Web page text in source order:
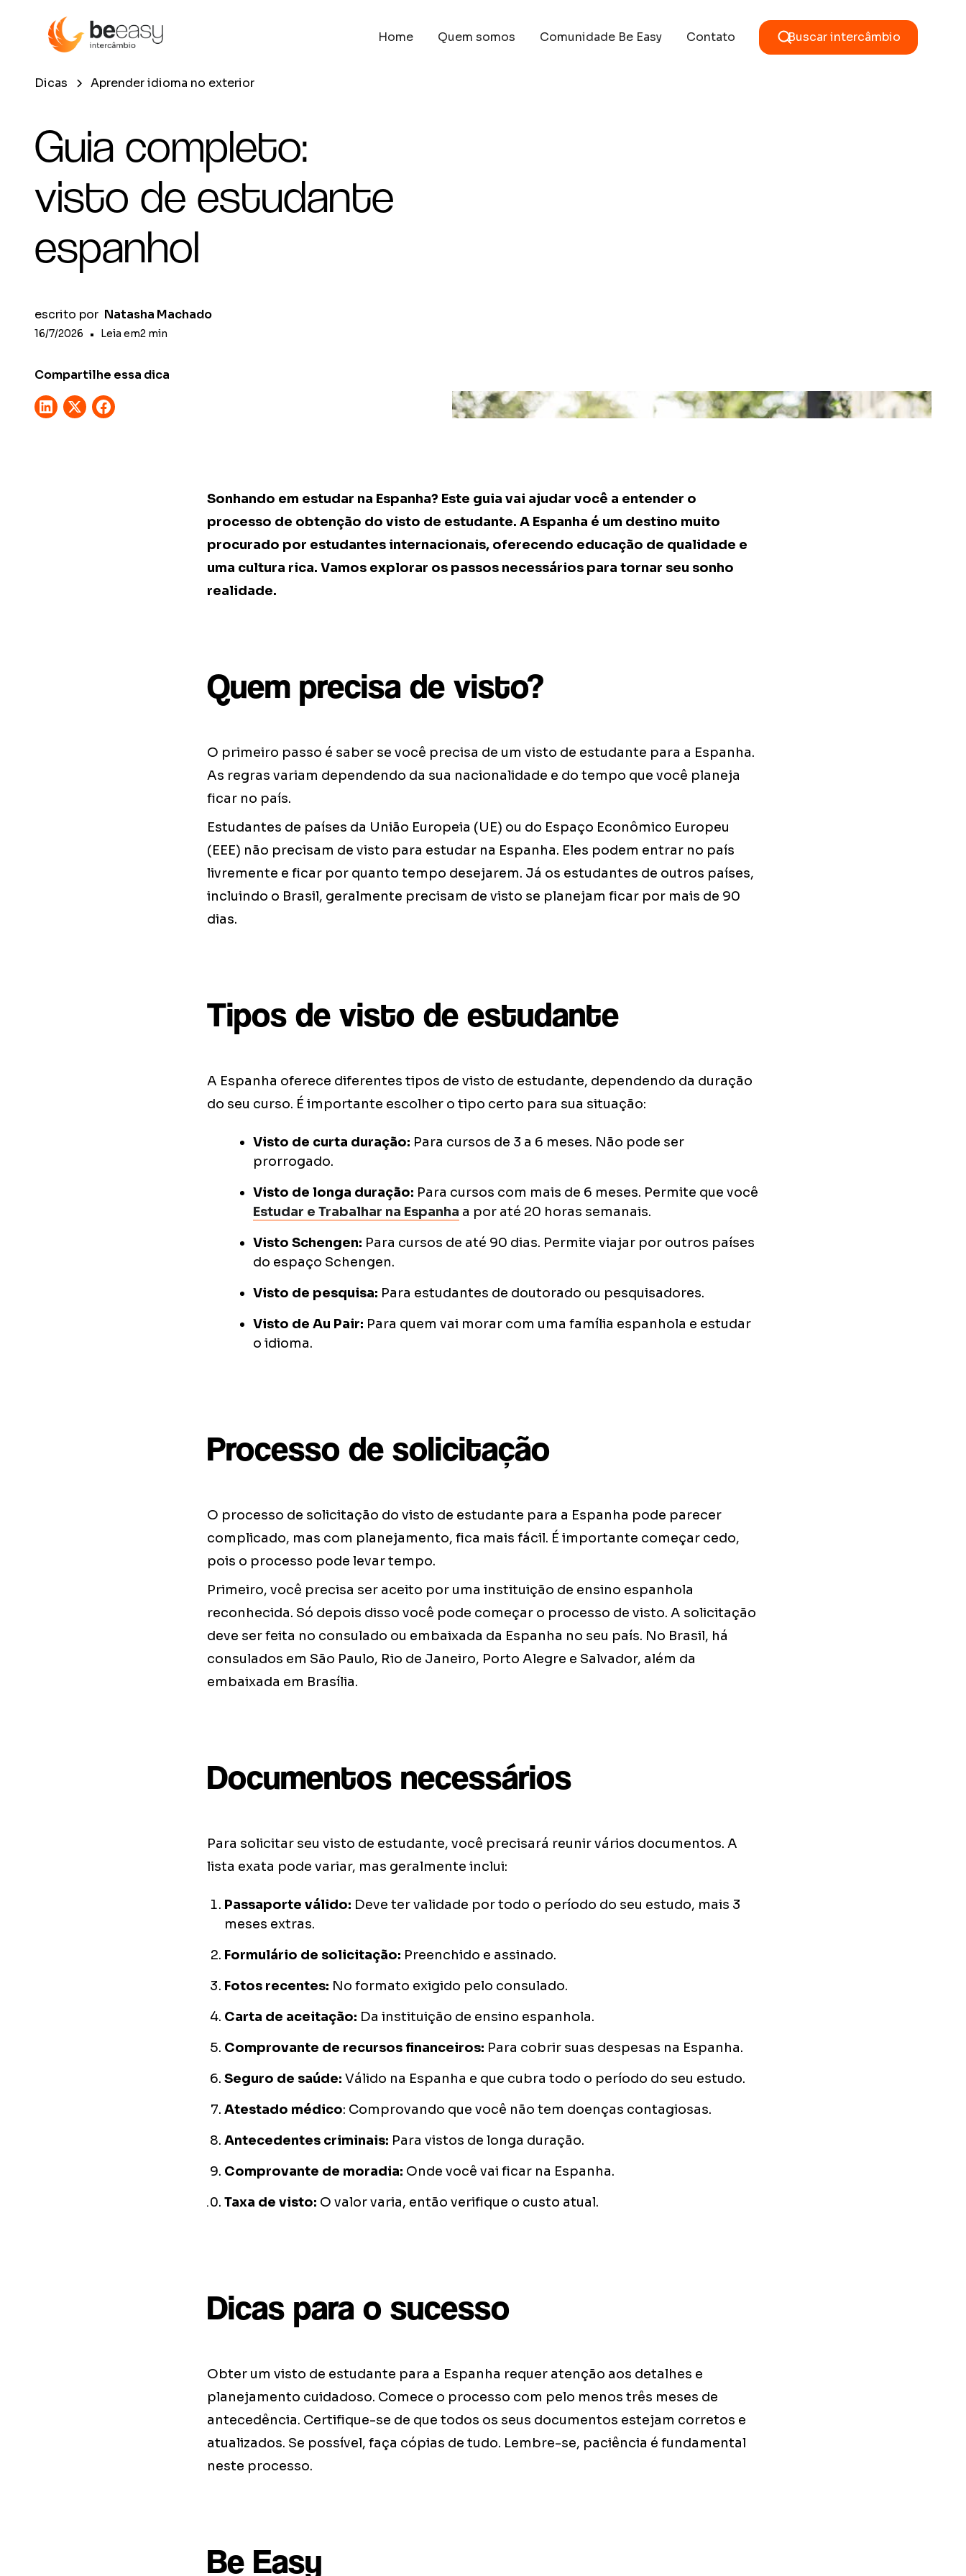
Home Quem somos Comunidade Be Easy Contato Buscar intercâmbio
Dicas Aprender idioma no exterior
Guia completo:
visto de estudante
espanhol
escrito por Natasha Machado
16/7/2026 • Leia em2 min
Compartilhe essa dica
Sonhando em estudar na Espanha? Este guia vai ajudar você a entender o
processo de obtenção do visto de estudante. A Espanha é um destino muito
procurado por estudantes internacionais, oferecendo educação de qualidade e
uma cultura rica. Vamos explorar os passos necessários para tornar seu sonho
realidade.
Quem precisa de visto?
O primeiro passo é saber se você precisa de um visto de estudante para a Espanha.
As regras variam dependendo da sua nacionalidade e do tempo que você planeja
ficar no país.
Estudantes de países da União Europeia (UE) ou do Espaço Econômico Europeu
(EEE) não precisam de visto para estudar na Espanha. Eles podem entrar no país
livremente e ficar por quanto tempo desejarem. Já os estudantes de outros países,
incluindo o Brasil, geralmente precisam de visto se planejam ficar por mais de 90
dias.
Tipos de visto de estudante
A Espanha oferece diferentes tipos de visto de estudante, dependendo da duração
do seu curso. É importante escolher o tipo certo para sua situação:
Visto de curta duração: Para cursos de 3 a 6 meses. Não pode ser
prorrogado.
Visto de longa duração: Para cursos com mais de 6 meses. Permite que você
Estudar e Trabalhar na Espanha a por até 20 horas semanais.
Visto Schengen: Para cursos de até 90 dias. Permite viajar por outros países
do espaço Schengen.
Visto de pesquisa: Para estudantes de doutorado ou pesquisadores.
Visto de Au Pair: Para quem vai morar com uma família espanhola e estudar
o idioma.
Processo de solicitação
O processo de solicitação do visto de estudante para a Espanha pode parecer
complicado, mas com planejamento, fica mais fácil. É importante começar cedo,
pois o processo pode levar tempo.
Primeiro, você precisa ser aceito por uma instituição de ensino espanhola
reconhecida. Só depois disso você pode começar o processo de visto. A solicitação
deve ser feita no consulado ou embaixada da Espanha no seu país. No Brasil, há
consulados em São Paulo, Rio de Janeiro, Porto Alegre e Salvador, além da
embaixada em Brasília.
Documentos necessários
Para solicitar seu visto de estudante, você precisará reunir vários documentos. A
lista exata pode variar, mas geralmente inclui:
Passaporte válido: Deve ter validade por todo o período do seu estudo, mais 3
meses extras.
Formulário de solicitação: Preenchido e assinado.
Fotos recentes: No formato exigido pelo consulado.
Carta de aceitação: Da instituição de ensino espanhola.
Comprovante de recursos financeiros: Para cobrir suas despesas na Espanha.
Seguro de saúde: Válido na Espanha e que cubra todo o período do seu estudo.
Atestado médico: Comprovando que você não tem doenças contagiosas.
Antecedentes criminais: Para vistos de longa duração.
Comprovante de moradia: Onde você vai ficar na Espanha.
Taxa de visto: O valor varia, então verifique o custo atual.
Dicas para o sucesso
Obter um visto de estudante para a Espanha requer atenção aos detalhes e
planejamento cuidadoso. Comece o processo com pelo menos três meses de
antecedência. Certifique-se de que todos os seus documentos estejam corretos e
atualizados. Se possível, faça cópias de tudo. Lembre-se, paciência é fundamental
neste processo.
Be Easy